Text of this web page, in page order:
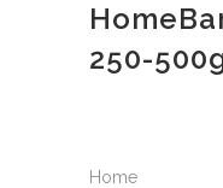
250-
Home